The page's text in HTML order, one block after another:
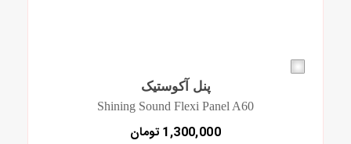
پنل آکوستیک
Shining Sound Flexi Panel A60
1,300,000 تومان